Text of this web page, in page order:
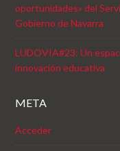
oportunidades» del
Gobierno de Navarra
LUDOVIA#23: Un
innovación educativa
META
Acceder